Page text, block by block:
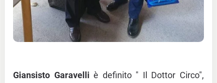
Giansisto Garavelliè definito " Il Dottor Circo",